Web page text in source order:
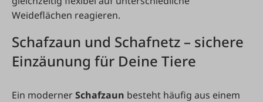
Weideflächen reagieren.
Schafzaun und Schafnetz – sichere
Einzäunung für Deine Tiere
Ein modernerSchafzaun besteht häufig aus einem